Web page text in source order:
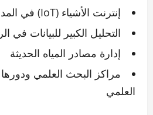
إنترنت الأشياء (IoT) في المدن الذكية
التحليل الكبير للبيانات في
إدارة مصادر المياه الحديثة
مراكز البحث العلمي
العلمي